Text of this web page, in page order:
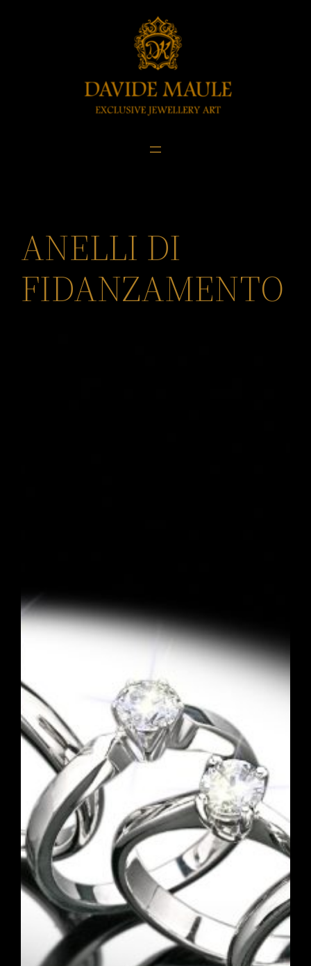
ANELLI DI
FIDANZAMENTO